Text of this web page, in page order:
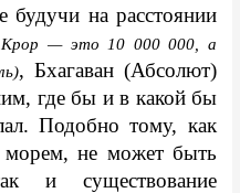
на расстоянии
Крор — это 10 000 000, а
, Бхагаван (Абсолют)
где бы и в какой бы
Подобно тому, как
морем, не может быть
и существование